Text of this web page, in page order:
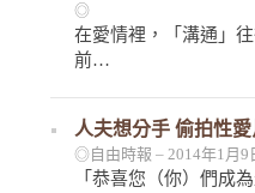
◎
在愛情裡，「溝通」
前…
人夫想分手 偷拍性
◎自由時報 – 2014年1月9
「恭喜您（你）們成